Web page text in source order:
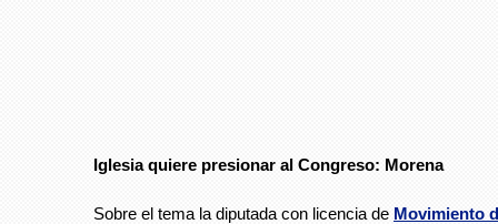
Iglesia quiere presionar al Congreso: Morena
Sobre el tema la diputada con licencia de Movimiento